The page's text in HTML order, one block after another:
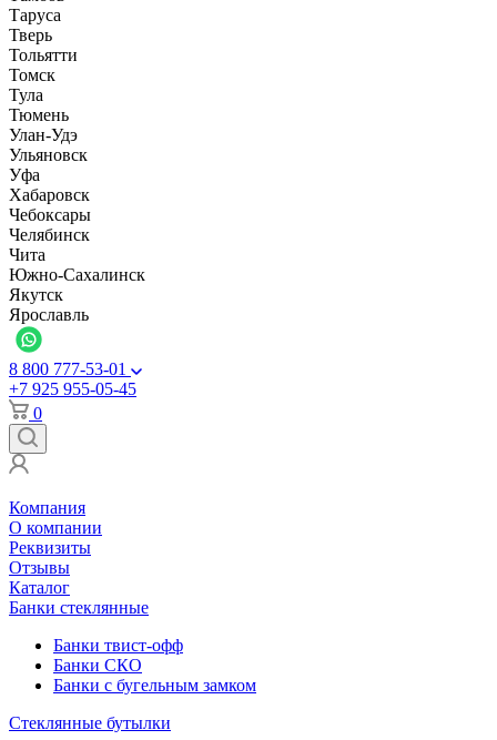
Таруса
Тверь
Тольятти
Томск
Тула
Тюмень
Улан-Удэ
Ульяновск
Уфа
Хабаровск
Чебоксары
Челябинск
Чита
Южно-Сахалинск
Якутск
Ярославль
8 800 777-53-01
+7 925 955-05-45
0
Компания
О компании
Реквизиты
Отзывы
Каталог
Банки стеклянные
Банки твист-офф
Банки СКО
Банки с бугельным замком
Стеклянные бутылки